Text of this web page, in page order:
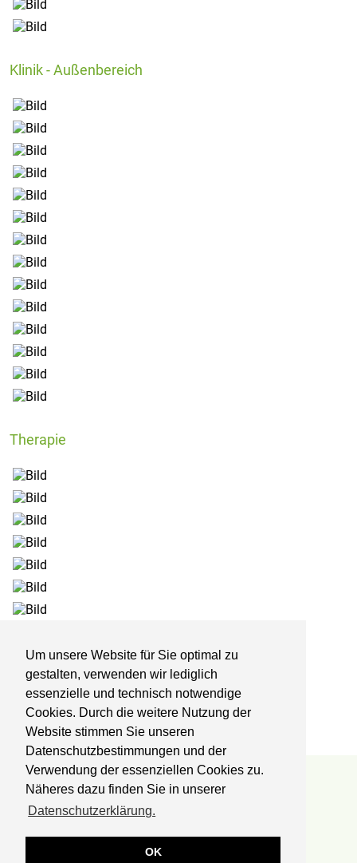
Um unsere Website für Sie optimal zu
gestalten, verwenden wir lediglich
essenzielle und technisch notwendige
Cookies. Durch die weitere Nutzung der
Website stimmen Sie unseren
Datenschutzbestimmungen und der
Verwendung der essenziellen Cookies zu.
Näheres dazu finden Sie in unserer
Datenschutzerklärung.
OK
Klinik - Außenbereich
Therapie
Reha-Zentrum Lübben
Kliniken Professor Dr. Schedel GmbH